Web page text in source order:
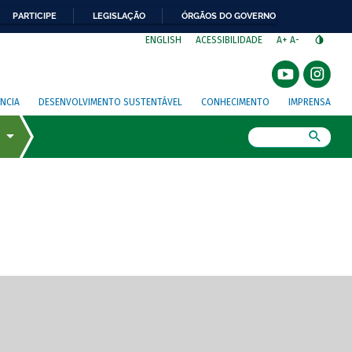
PARTICIPE LEGISLAÇÃO ÓRGÃOS DO GOVERNO
ENGLISH ACESSIBILIDADE A+ A-
DESENVOLVIMENTO SUSTENTÁVEL CONHECIMENTO IMPRENSA
de tela